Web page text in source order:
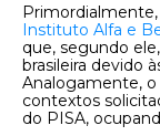
Instituto Alfa e
que, segundo
brasileira devido
Analogamente, o
contextos
do PISA,